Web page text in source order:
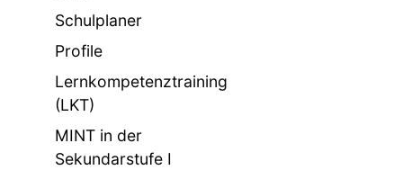
Schulplaner
Profile
Lernkompetenztraining
(LKT)
MINT in der
Sekundarstufe I